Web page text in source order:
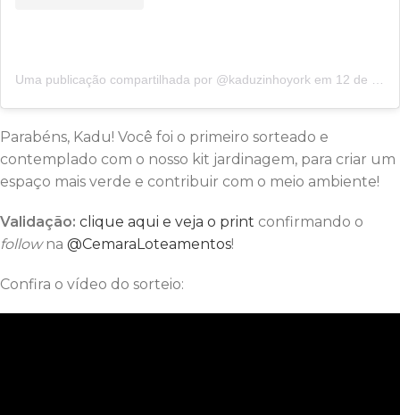
Uma publicação compartilhada por @kaduzinhoyork em 12 de Jul, 2020 às 12:10 PDT
Parabéns, Kadu! Você foi o primeiro sorteado e
contemplado com o nosso kit jardinagem, para criar um
espaço mais verde e contribuir com o meio ambiente!
Validação: clique aqui e veja o print confirmando o
followna @CemaraLoteamentos!
Confira o vídeo do sorteio: